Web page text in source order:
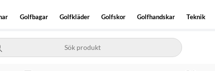
Golfbagar Golfkläder Golfskor Golfhandskar Teknik